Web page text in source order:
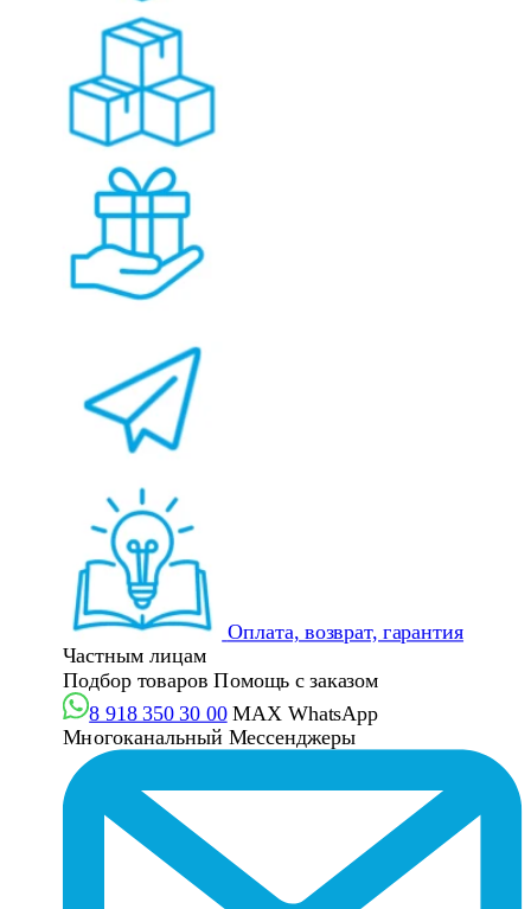
Оплата, возврат, гарантия
Частным лицам
Подбор товаров Помощь с заказом
8 918 350 30 00 MAX WhatsApp
Многоканальный Мессенджеры